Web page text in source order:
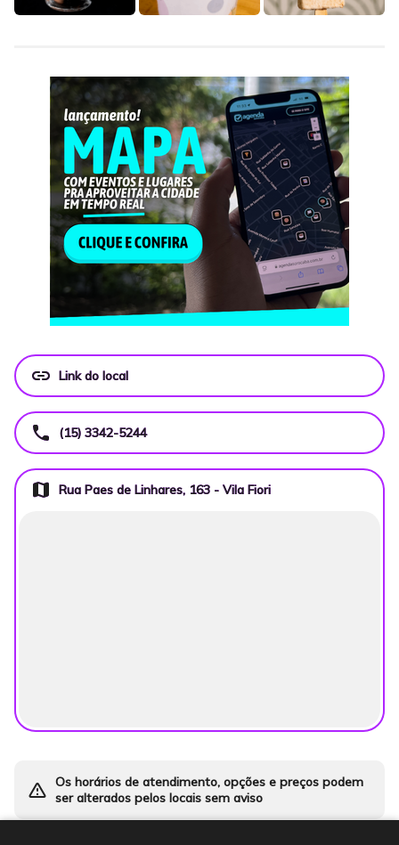
link Link do local
call (15) 3342-5244
map Rua Paes de Linhares, 163 - Vila Fiori
warning_amber Os horários de atendimento, opções e preços podem
ser alterados pelos locais sem aviso